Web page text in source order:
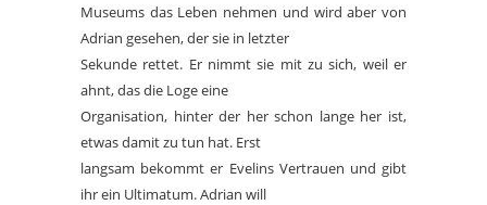
Museums das Leben nehmen und wird aber von
Adrian gesehen, der sie in letzter
Sekunde rettet. Er nimmt sie mit zu sich, weil er
ahnt, das die Loge eine
Organisation, hinter der her schon lange her ist,
etwas damit zu tun hat. Erst
langsam bekommt er Evelins Vertrauen und gibt
ihr ein Ultimatum. Adrian will